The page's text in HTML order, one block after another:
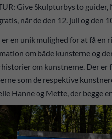
Give Skulpturbys to
når de den 12. juli og den
er en unik mulighed for at få en
om både kunsterne og
om kunstnerne. Der er
som de respektive
Hanne og Mette, der begge